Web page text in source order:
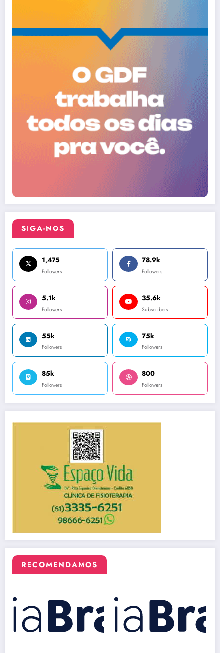
SIGA-NOS
1,475
Followers
78.9k
Followers
5.1k
Followers
35.6k
Subscribers
55k
Followers
75k
Followers
85k
Followers
800
Followers
RECOMENDAMOS